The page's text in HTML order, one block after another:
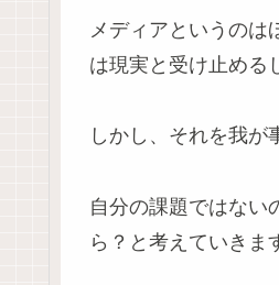
メディアというのは
は現実と受け止める
しかし、それを我が
自分の課題ではない
ら？と考えていきま